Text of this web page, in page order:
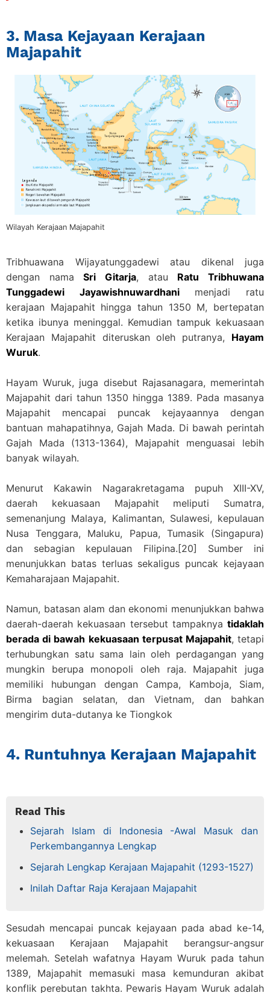
3. Masa Kejayaan Kerajaan
Majapahit
Wilayah Kerajaan Majapahit
Tribhuawana Wijayatunggadewi atau dikenal juga
dengan namaSri Gitarja, atau Ratu Tribhuwana
Tunggadewi Jayawishnuwardhani menjadi ratu
kerajaan Majapahit hingga tahun 1350 M, bertepatan
ketika ibunya meninggal. Kemudian tampuk kekuasaan
Kerajaan Majapahit diteruskan oleh putranya, Hayam
Wuruk.
Hayam Wuruk, juga disebut Rajasanagara, memerintah
Majapahit dari tahun 1350 hingga 1389. Pada masanya
Majapahit mencapai puncak kejayaannya dengan
bantuan mahapatihnya, Gajah Mada. Di bawah perintah
Gajah Mada (1313-1364), Majapahit menguasai lebih
banyak wilayah.
Menurut Kakawin Nagarakretagama pupuh XIII-XV,
daerah kekuasaan Majapahit meliputi Sumatra,
semenanjung Malaya, Kalimantan, Sulawesi, kepulauan
Nusa Tenggara, Maluku, Papua, Tumasik (Singapura)
dan sebagian kepulauan Filipina.[20] Sumber ini
menunjukkan batas terluas sekaligus puncak kejayaan
Kemaharajaan Majapahit.
Namun, batasan alam dan ekonomi menunjukkan bahwa
daerah-daerah kekuasaan tersebut tampaknya tidaklah
berada di bawah kekuasaan terpusat Majapahit, tetapi
terhubungkan satu sama lain oleh perdagangan yang
mungkin berupa monopoli oleh raja. Majapahit juga
memiliki hubungan dengan Campa, Kamboja, Siam,
Birma bagian selatan, dan Vietnam, dan bahkan
mengirim duta-dutanya ke Tiongkok
4. Runtuhnya Kerajaan Majapahit
Read This
Sejarah Islam di Indonesia -Awal Masuk dan
Perkembangannya Lengkap
Sejarah Lengkap Kerajaan Majapahit (1293-1527)
Inilah Daftar Raja Kerajaan Majapahit
Sesudah mencapai puncak kejayaan pada abad ke-14,
kekuasaan Kerajaan Majapahit berangsur-angsur
melemah. Setelah wafatnya Hayam Wuruk pada tahun
1389, Majapahit memasuki masa kemunduran akibat
konflik perebutan takhta. Pewaris Hayam Wuruk adalah